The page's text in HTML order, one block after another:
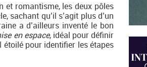
et romantisme, les deux pôles
sachant qu’il s’agit plus d’un
a d’ailleurs inventé le bon
en espace, idéal pour définir
étoilé pour identifier les étapes